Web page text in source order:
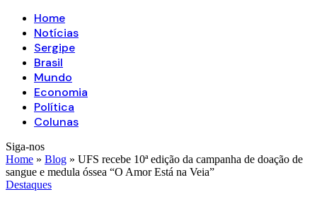
Home
Notícias
Sergipe
Brasil
Mundo
Economia
Política
Colunas
Siga-nos
Home » Blog » UFS recebe 10ª edição da campanha de doação de
sangue e medula óssea “O Amor Está na Veia”
Destaques